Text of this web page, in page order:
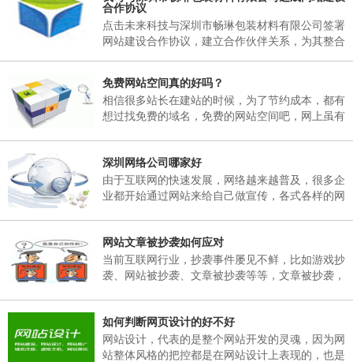
日，02月25日(星期天)正常上班。 二、各部门接
通知后，妥善安排好值班工作，并将各部门值班表
于2018年02月06日下午17：00以前报公司办公
室。 三、各部门要...
合作协议
点击未来科技与深圳市畅琳包装材料有限公司签署
网站建设合作协议，建立合作伙伴关系，为其整合
免费网站空间真的好吗？
相信很多站长在建站的时候，为了节约成本，都有
想过找免费的域名，免费的网站空间吧，网上虽有
空间有哪些弊端。
深圳网络公司哪家好
由于互联网的快速发展，网络越来越普及，很多企
业都开始通过网站来给自己做宣传，各式各样的网
个专业的网络公司制作，那么，深圳网络公司哪家
好呢？
网站文章被抄袭如何应对
当前互联网行业，抄袭事件屡见不鲜，比如游戏抄
袭、网站被抄袭、文章被抄袭等等，文章被抄袭，
袭，我们该如何应对呢？
如何判断网页设计的好不好
网站设计，代表的是整个网站开发的灵魂，因为网
站整体风格的把控都是在网站设计上表现的，也是